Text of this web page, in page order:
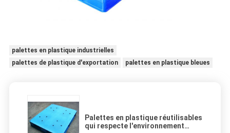
palettes en plastique industrielles
palettes de plastique d'exportation
palettes en plastique bleues
Palettes en plastique réutilisables
qui respecte l'environnement